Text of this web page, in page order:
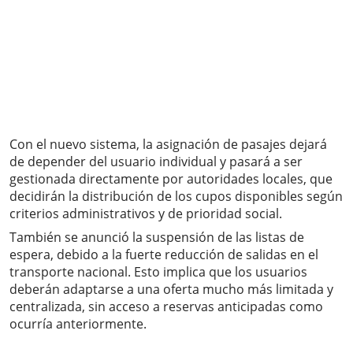
Con el nuevo sistema, la asignación de pasajes dejará
de depender del usuario individual y pasará a ser
gestionada directamente por autoridades locales, que
decidirán la distribución de los cupos disponibles según
criterios administrativos y de prioridad social.
También se anunció la suspensión de las listas de
espera, debido a la fuerte reducción de salidas en el
transporte nacional. Esto implica que los usuarios
deberán adaptarse a una oferta mucho más limitada y
centralizada, sin acceso a reservas anticipadas como
ocurría anteriormente.